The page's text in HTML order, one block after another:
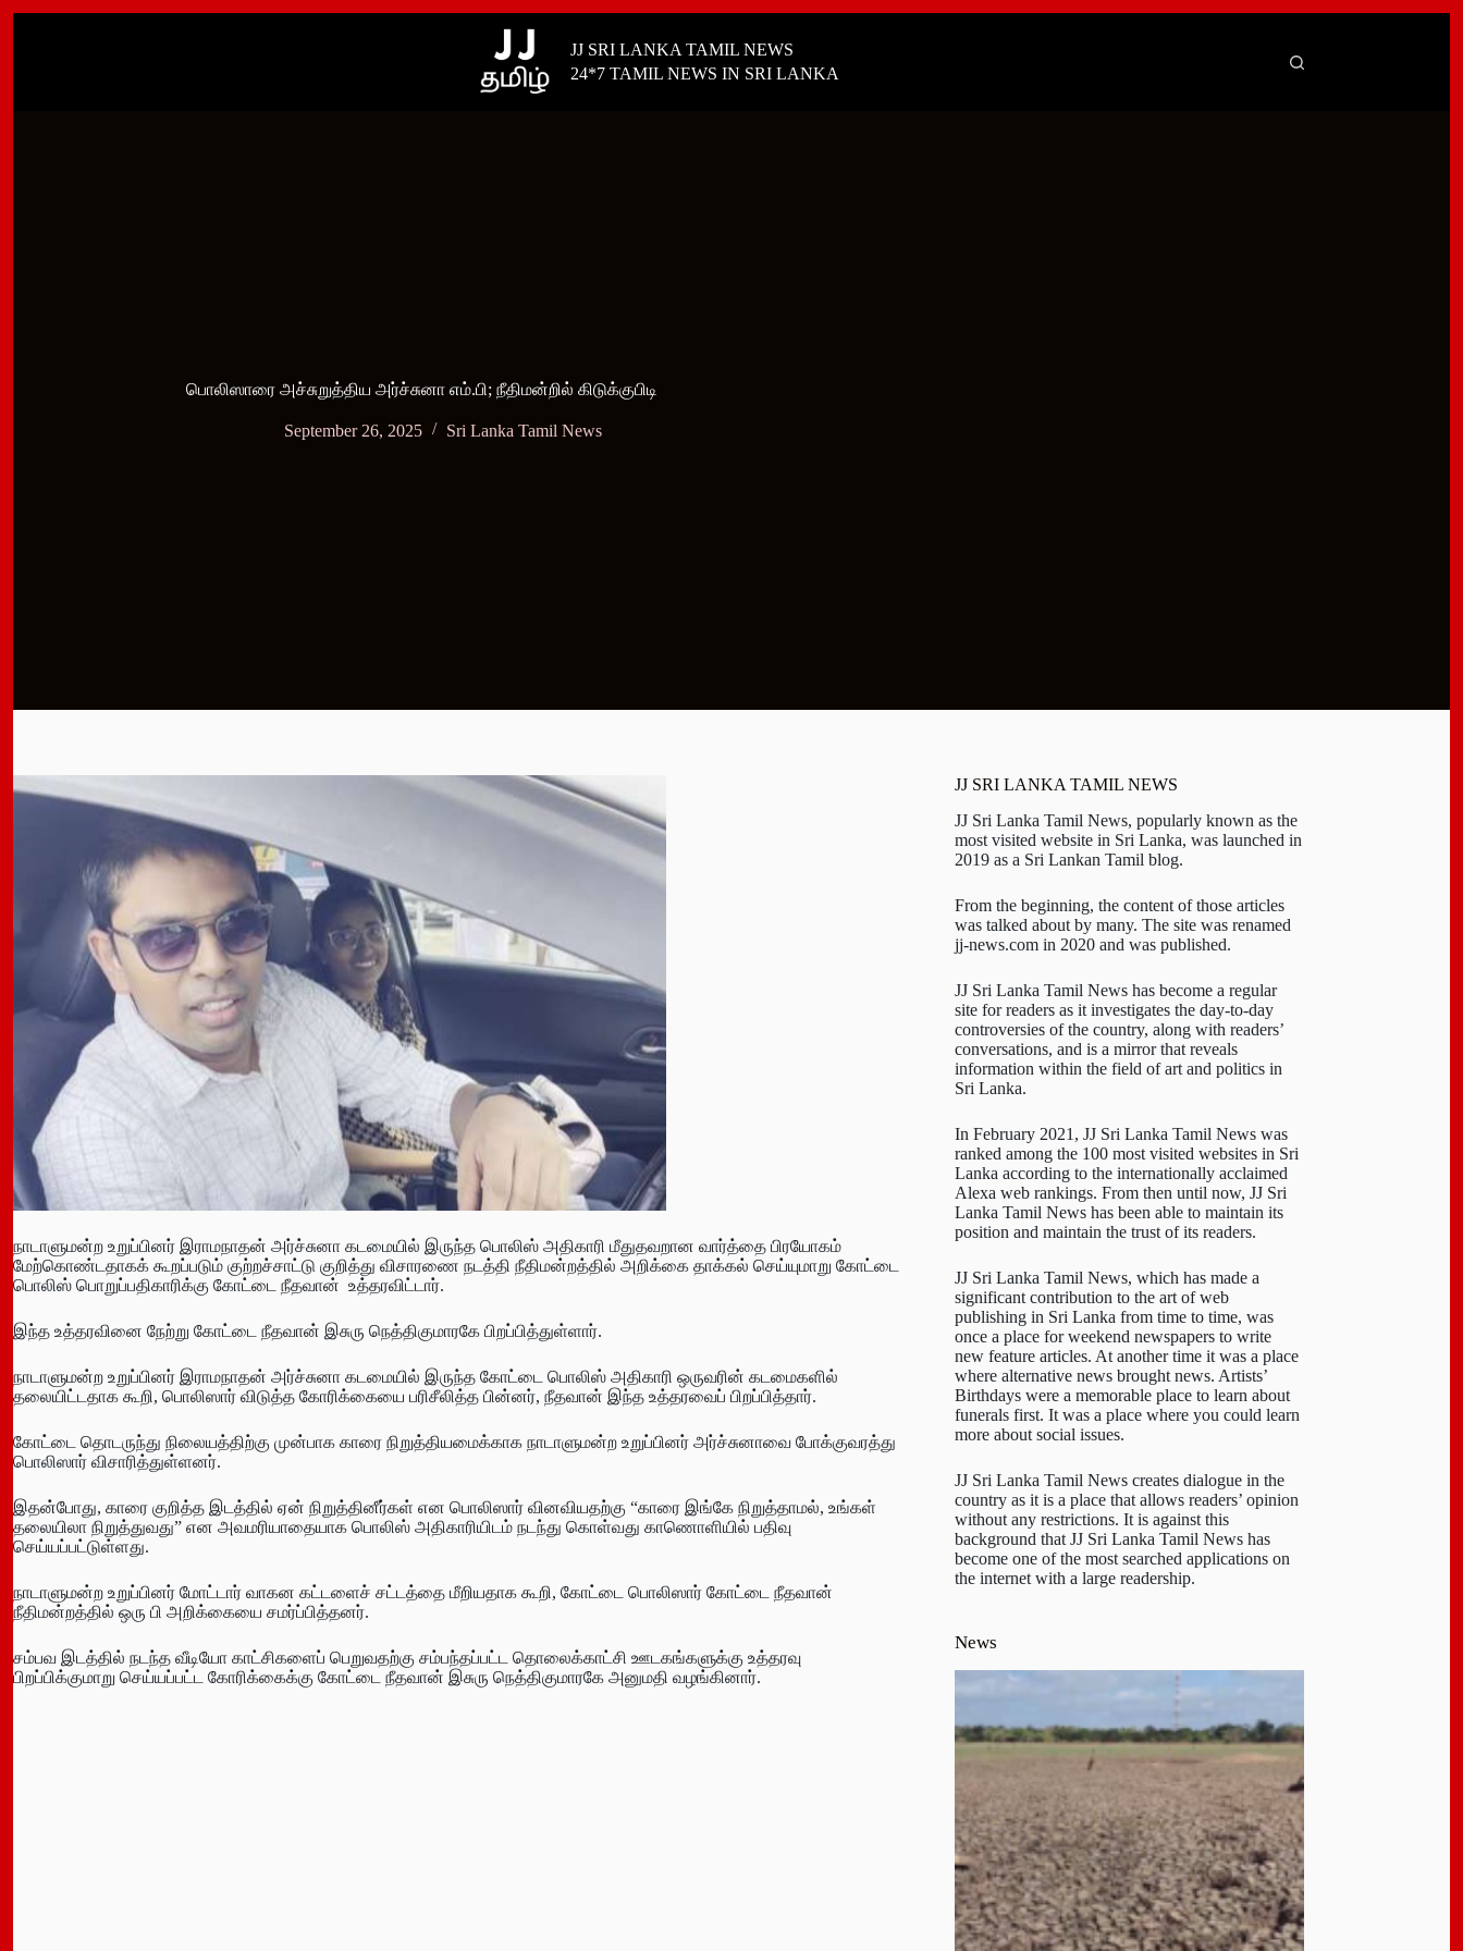
JJ SRI LANKA TAMIL NEWS
24*7 TAMIL NEWS IN SRI LANKA
பொலிஸாரை அச்சுறுத்திய அர்ச்சுனா எம்.பி; நீதிமன்றில் கிடுக்குபிடி
September 26, 2025 Sri Lanka Tamil News
நாடாளுமன்ற உறுப்பினர் இராமநாதன் அர்ச்சுனா கடமையில் இருந்த பொலிஸ் அதிகாரி மீதுதவறான வார்த்தை பிரயோகம்
மேற்கொண்டதாகக் கூறப்படும் குற்றச்சாட்டு குறித்து விசாரணை நடத்தி நீதிமன்றத்தில் அறிக்கை தாக்கல் செய்யுமாறு கோட்டை
பொலிஸ் பொறுப்பதிகாரிக்கு கோட்டை நீதவான் உத்தரவிட்டார்.
இந்த உத்தரவினை நேற்று கோட்டை நீதவான் இசுரு நெத்திகுமாரகே பிறப்பித்துள்ளார்.
நாடாளுமன்ற உறுப்பினர் இராமநாதன் அர்ச்சுனா கடமையில் இருந்த கோட்டை பொலிஸ் அதிகாரி ஒருவரின் கடமைகளில்
தலையிட்டதாக கூறி, பொலிஸார் விடுத்த கோரிக்கையை பரிசீலித்த பின்னர், நீதவான் இந்த உத்தரவைப் பிறப்பித்தார்.
கோட்டை தொடருந்து நிலையத்திற்கு முன்பாக காரை நிறுத்தியமைக்காக நாடாளுமன்ற உறுப்பினர் அர்ச்சுனாவை போக்குவரத்து
பொலிஸார் விசாரித்துள்ளனர்.
இதன்போது, காரை குறித்த இடத்தில் ஏன் நிறுத்தினீர்கள் என பொலிஸார் வினவியதற்கு “காரை இங்கே நிறுத்தாமல், உங்கள்
தலையிலா நிறுத்துவது” என அவமரியாதையாக பொலிஸ் அதிகாரியிடம் நடந்து கொள்வது காணொளியில் பதிவு
செய்யப்பட்டுள்ளது.
நாடாளுமன்ற உறுப்பினர் மோட்டார் வாகன கட்டளைச் சட்டத்தை மீறியதாக கூறி, கோட்டை பொலிஸார் கோட்டை நீதவான்
நீதிமன்றத்தில் ஒரு பி அறிக்கையை சமர்ப்பித்தனர்.
சம்பவ இடத்தில் நடந்த வீடியோ காட்சிகளைப் பெறுவதற்கு சம்பந்தப்பட்ட தொலைக்காட்சி ஊடகங்களுக்கு உத்தரவு
பிறப்பிக்குமாறு செய்யப்பட்ட கோரிக்கைக்கு கோட்டை நீதவான் இசுரு நெத்திகுமாரகே அனுமதி வழங்கினார்.
JJ SRI LANKA TAMIL NEWS
JJ Sri Lanka Tamil News, popularly known as the
most visited website in Sri Lanka, was launched in
2019 as a Sri Lankan Tamil blog.
From the beginning, the content of those articles
was talked about by many. The site was renamed
jj-news.com in 2020 and was published.
JJ Sri Lanka Tamil News has become a regular
site for readers as it investigates the day-to-day
controversies of the country, along with readers’
conversations, and is a mirror that reveals
information within the field of art and politics in
Sri Lanka.
In February 2021, JJ Sri Lanka Tamil News was
ranked among the 100 most visited websites in Sri
Lanka according to the internationally acclaimed
Alexa web rankings. From then until now, JJ Sri
Lanka Tamil News has been able to maintain its
position and maintain the trust of its readers.
JJ Sri Lanka Tamil News, which has made a
significant contribution to the art of web
publishing in Sri Lanka from time to time, was
once a place for weekend newspapers to write
new feature articles. At another time it was a place
where alternative news brought news. Artists’
Birthdays were a memorable place to learn about
funerals first. It was a place where you could learn
more about social issues.
JJ Sri Lanka Tamil News creates dialogue in the
country as it is a place that allows readers’ opinion
without any restrictions. It is against this
background that JJ Sri Lanka Tamil News has
become one of the most searched applications on
the internet with a large readership.
News